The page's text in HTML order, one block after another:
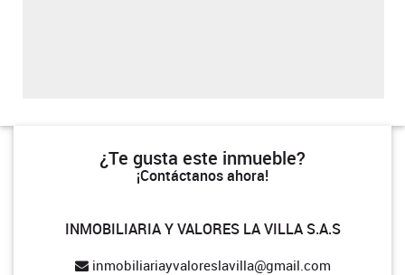
¿Te gusta este inmueble?
¡Contáctanos ahora!
INMOBILIARIA Y VALORES LA VILLA S.A.S
inmobiliariayvaloreslavilla@gmail.com